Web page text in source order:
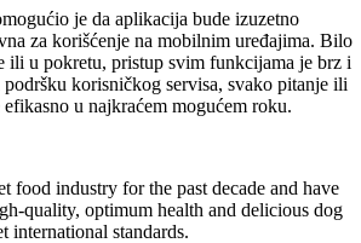
je da aplikacija bude izuzetno
za korišćenje na mobilnim uređajima. Bilo
ili u pokretu, pristup svim funkcijama je brz i
korisničkog servisa, svako pitanje ili
efikasno u najkraćem mogućem roku.
food industry for the past decade and have
quality, optimum health and delicious dog
international standards.